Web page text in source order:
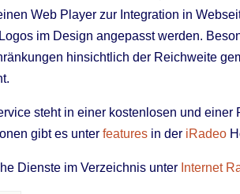
Web Player zur Integration in
im Design angepasst werden.
hinsichtlich der Reichweite
steht in einer kostenlosen und
gibt es unter features in der iRadeo
Dienste im Verzeichnis unter Internet